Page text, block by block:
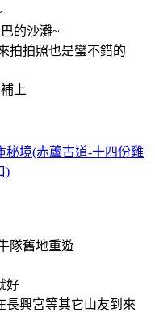
的沙灘~
拍拍照也是蠻不錯的
上
秘境(赤蘆古道-十四份雞
)
隊舊地重遊
好
長興宮等其它山友到來